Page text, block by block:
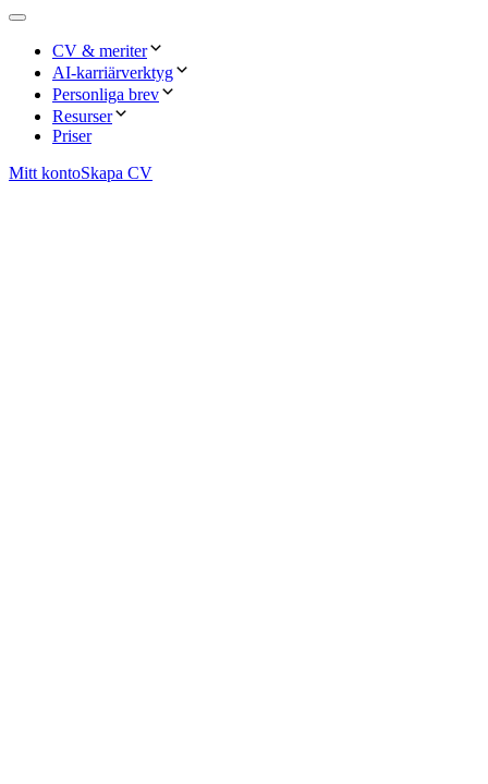
CV & meriter
Enkla
Minimalistiska layouter som håller rekryterarens fokus på ditt
innehåll.
AI-karriärverktyg
Nyckelordsoptimerare
av ATS-resultaten.
Personliga brev
Enkla
Rena layouter perfekta för traditionella team och juniora roller.
Resurser
Priser
Mitt kontoSkapa CV